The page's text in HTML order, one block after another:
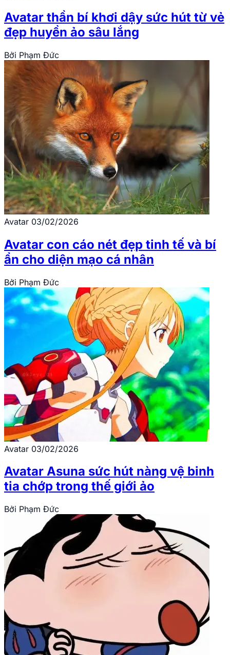
Avatar thần bí khơi dậy sức hút từ vẻ
đẹp huyền ảo sâu lắng
Bởi Phạm Đức
Avatar 03/02/2026
Avatar con cáo nét đẹp tinh tế và bí
ẩn cho diện mạo cá nhân
Bởi Phạm Đức
Avatar 03/02/2026
Avatar Asuna sức hút nàng vệ binh
tia chớp trong thế giới ảo
Bởi Phạm Đức